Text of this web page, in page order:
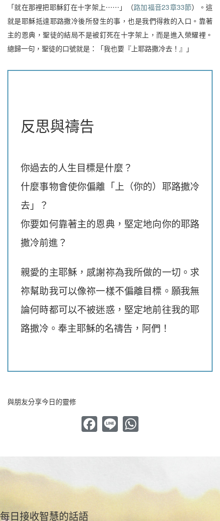
「就在那裡把耶穌釘在十字架上⋯⋯」（路加福音23章33節）。這
就是耶穌抵達耶路撒冷後所發生的事，也是我們得救的入口。靠著
主的恩典，聖徒的結局不是被釘死在十字架上，而是進入榮耀裡。
總歸一句，聖徒的口號就是：「我也要『上耶路撒冷去！』」
反思與禱告
你過去的人生目標是什麼？
什麼事物會使你偏離「上（你的）耶路撒冷
去」？
你要如何靠著主的恩典，堅定地向你的耶路
撒冷前進？
親愛的主耶穌，感謝祢為我所做的一切。求
祢幫助我可以像祢一樣不偏離目標。願我無
論何時都可以不被迷惑，堅定地前往我的耶
路撒冷。奉主耶穌的名禱告，阿們！
與朋友分享今日的靈修
Facebook
Line
每日接收智慧的話語